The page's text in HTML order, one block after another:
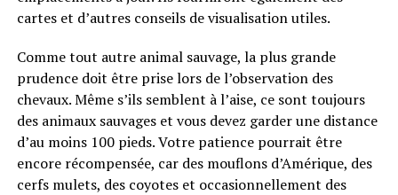
cartes et d’autres conseils de visualisation utiles.
Comme tout autre animal sauvage, la plus grande
prudence doit être prise lors de l’observation des
chevaux. Même s’ils semblent à l’aise, ce sont toujours
des animaux sauvages et vous devez garder une distance
d’au moins 100 pieds. Votre patience pourrait être
encore récompensée, car des mouflons d’Amérique, des
cerfs mulets, des coyotes et occasionnellement des